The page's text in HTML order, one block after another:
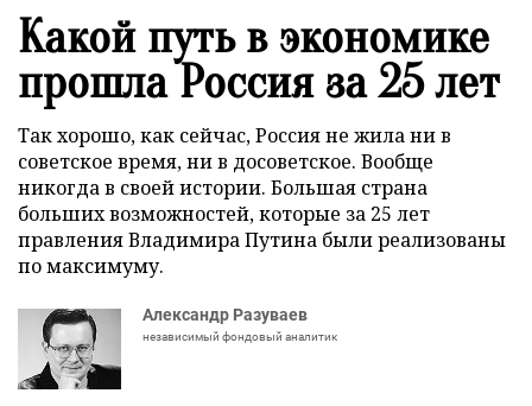
Какой путь в экономике
прошла Россия за 25 лет
Так хорошо, как сейчас, Россия не жила ни в
советское время, ни в досоветское. Вообще
никогда в своей истории. Большая страна
больших возможностей, которые за 25 лет
правления Владимира Путина были реализованы
по максимуму.
Александр Разуваев
независимый фондовый аналитик